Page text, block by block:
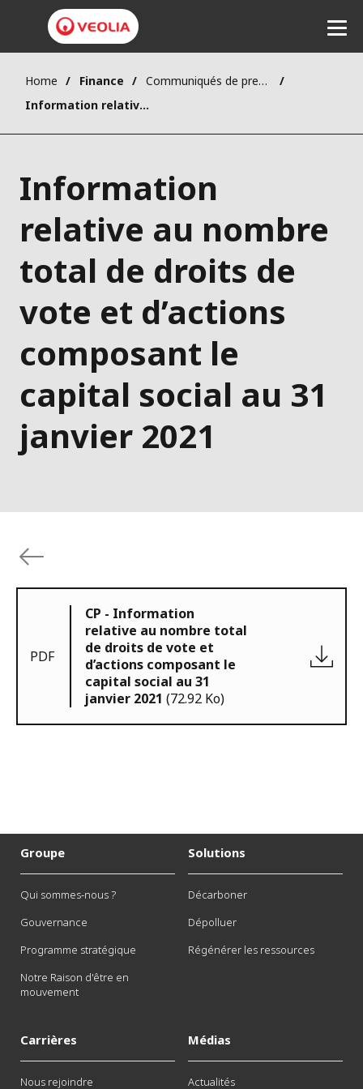
Home Finance
Communiqués de presse
Information relative au nombre total de droits de vote et d’actions composant le capital social au 31 janvier 2021
Information
relative au nombre
total de droits de
vote et d’actions
composant le
capital social au 31
janvier 2021
PDF
CP - Information
relative au nombre total
de droits de vote et
d’actions composant le
capital social au 31
janvier 2021 (72.92 Ko)
Groupe
Qui sommes-nous ?
Gouvernance
Programme stratégique
Notre Raison d'être en
mouvement
Solutions
Décarboner
Dépolluer
Régénérer les ressources
Carrières
Nous rejoindre
Médias
Actualités